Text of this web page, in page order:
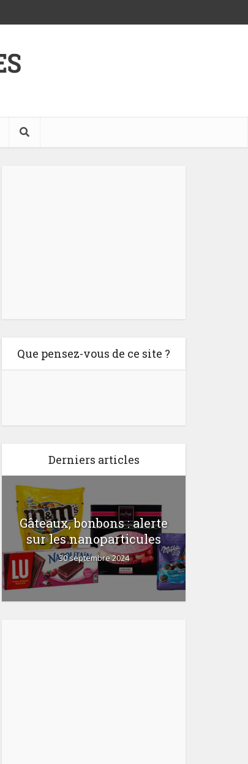
Que pensez-vous de ce site ?
Derniers articles
Gâteaux, bonbons : alerte
sur les nanoparticules
30 septembre 2024